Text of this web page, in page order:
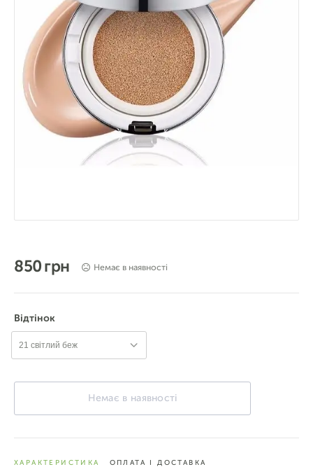
850 грн Немає в наявності
Відтінок
21 світлий беж
Немає в наявності
ХАРАКТЕРИСТИКА ОПЛАТА І ДОСТАВКА